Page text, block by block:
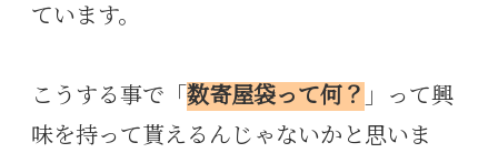
ています。
こうする事で「 数寄屋袋って何？ 」って興
味を持って貰えるんじゃないかと思いま